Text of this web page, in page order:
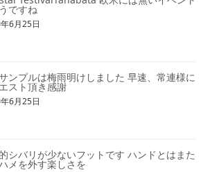
ですね
6月25日
ンプルは梅雨明けしました 早速、常連様に
スト頂き感謝
6月25日
シバリが少ないフットです ハンドとはまた
メを外す楽しさを